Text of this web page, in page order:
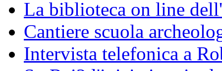
La biblioteca on line
Cantiere scuola
Intervista telefonica a